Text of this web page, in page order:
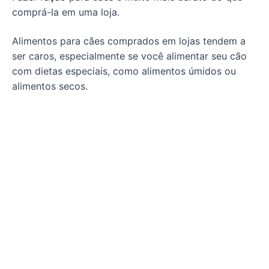
comprá-la em uma loja.
Alimentos para cães comprados em lojas tendem a
ser caros, especialmente se você alimentar seu cão
com dietas especiais, como alimentos úmidos ou
alimentos secos.